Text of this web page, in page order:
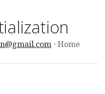
Home